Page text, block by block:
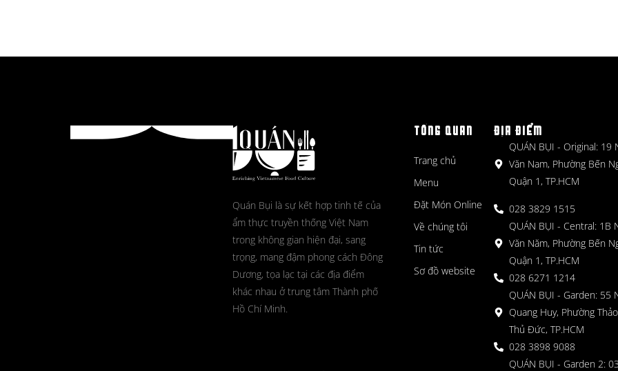
Quán Bụi là sự kết hợp tinh tế của
ẩm thực truyền thống Việt Nam
trong không gian hiện đại, sang
trọng, mang đậm phong cách Đông
Dương, tọa lạc tại các địa điểm
khác nhau ở trung tâm Thành phố
Hồ Chí Minh.
TỔNG QUAN
Trang chủ
Menu
Đặt Món Online
Về chúng tôi
Tin tức
Sơ đồ website
ĐỊA ĐIỂM
QUÁN BỤI - Original: 19
Văn Nam, Phường Bến
Quận 1, TP.HCM
028 3829 1515
QUÁN BỤI - Central: 1B
Văn Năm, Phường Bến
Quận 1, TP.HCM
028 6271 1214
QUÁN BỤI - Garden: 55
Quang Huy, Phường
Thủ Đức, TP.HCM
028 3898 9088
QUÁN BỤI - Garden 2: